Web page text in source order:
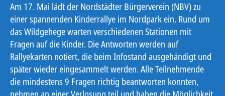
Am 17. Mai lädt der Nordstädter Bürgerverein (NBV) zu
einer spannenden Kinderrallye im Nordpark ein. Rund um
das Wildgehege warten verschiedenen Stationen mit
Fragen auf die Kinder. Die Antworten werden auf
Rallyekarten notiert, die beim Infostand ausgehändigt und
später wieder eingesammelt werden. Alle Teilnehmende
die mindestens 9 Fragen richtig beantworten konnten,